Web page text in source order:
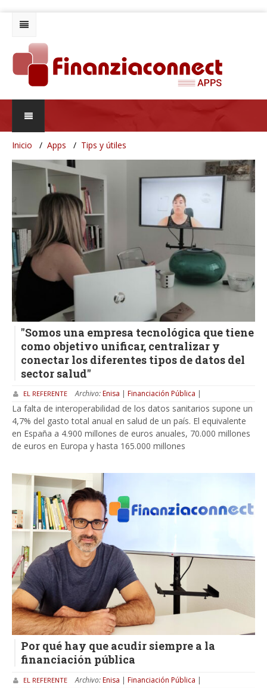
Inicio Apps Tips y útiles
"Somos una empresa tecnológica que tiene
como objetivo unificar, centralizar y
conectar los diferentes tipos de datos del
sector salud"
EL REFERENTE Archivo:Enisa | Financiación Pública |
La falta de interoperabilidad de los datos sanitarios supone un
4,7% del gasto total anual en salud de un país. El equivalente
en España a 4.900 millones de euros anuales, 70.000 millones
de euros en Europa y hasta 165.000 millones
Por qué hay que acudir siempre a la
financiación pública
EL REFERENTE Archivo:Enisa | Financiación Pública |